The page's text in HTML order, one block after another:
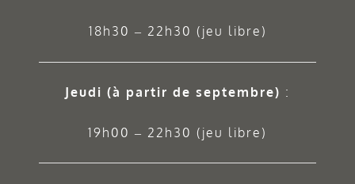
18h30 – 22h30 (jeu libre)
Jeudi (à partir de septembre) :
19h00 – 22h30 (jeu libre)